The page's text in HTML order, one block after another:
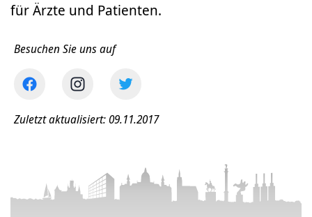
für Ärzte und Patienten.
Besuchen Sie uns auf
Zuletzt aktualisiert: 09.11.2017